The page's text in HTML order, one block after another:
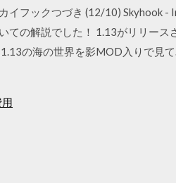
イフックつづき (12/10) Skyhook -
の解説でした！ 1.13がリリース
の海の世界を影MOD入りで見